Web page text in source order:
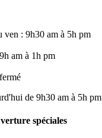
ven : 9h30 am à 5h pm
am à 1h pm
de 9h30 am à 5h pm
spéciales